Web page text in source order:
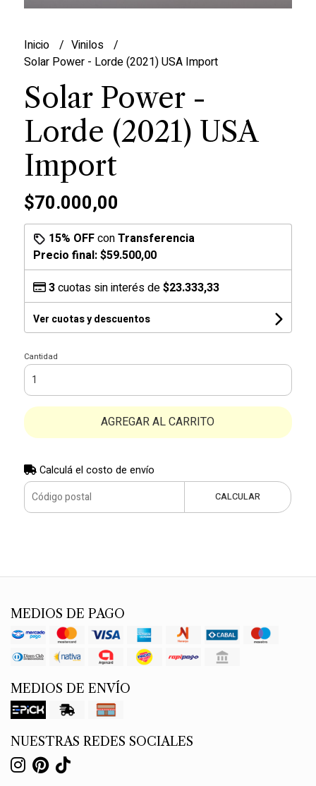
Inicio
Vinilos
Solar Power - Lorde (2021) USA Import
Solar Power -
Lorde (2021) USA
Import
$70.000,00
15% OFFconTransferencia
Precio final:$59.500,00
3cuotas sin interés de$23.333,33
Ver cuotas y descuentos
Cantidad
AGREGAR AL CARRITO
Calculá el costo de envío
CALCULAR
MEDIOS DE PAGO
MEDIOS DE ENVÍO
NUESTRAS REDES SOCIALES